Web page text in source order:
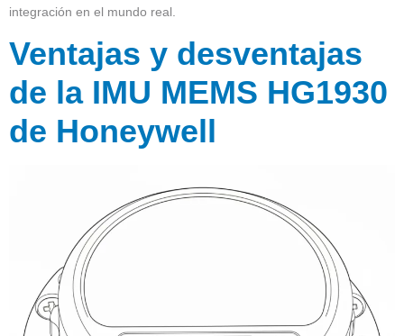
integración en el mundo real.
Ventajas y desventajas
de la IMU MEMS HG1930
de Honeywell